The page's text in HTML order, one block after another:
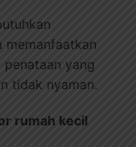
memanfaatkan
yang
tidak nyaman.
rumah kecil